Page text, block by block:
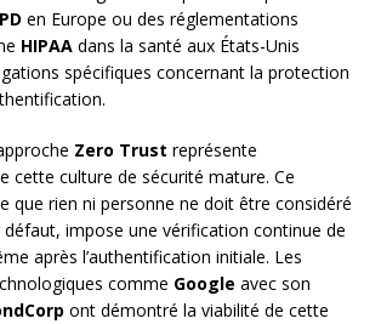
en Europe ou des réglementations
HIPAA dans la santé aux États-Unis
spécifiques concernant la protection
Zero Trust représente
cette culture de sécurité mature. Ce
que rien ni personne ne doit être considéré
impose une vérification continue de
après l’authentification initiale. Les
comme Google avec son
ont démontré la viabilité de cette